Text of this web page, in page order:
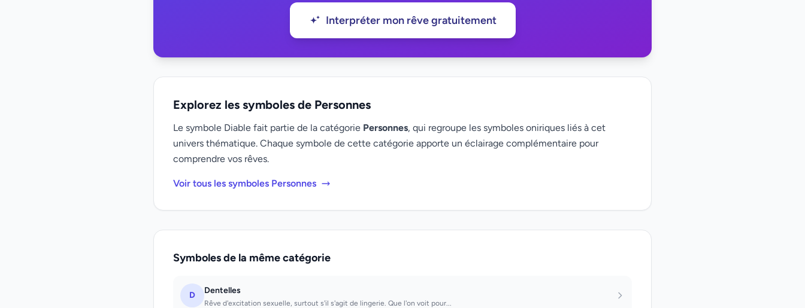
Interpréter mon rêve gratuitement
Explorez les symboles de Personnes
Le symbole Diable fait partie de la catégorie Personnes, qui regroupe les symboles oniriques liés à cet
univers thématique. Chaque symbole de cette catégorie apporte un éclairage complémentaire pour
comprendre vos rêves.
Voir tous les symboles Personnes
Symboles de la même catégorie
D Dentelles
Rêve d'excitation sexuelle, surtout s'il s'agit de lingerie. Que l'on voit pour...